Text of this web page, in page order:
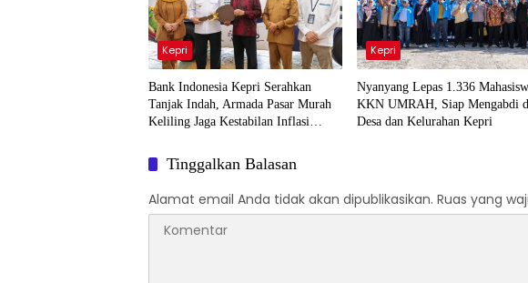
Kepri
Bank Indonesia Kepri Serahkan
Tanjak Indah, Armada Pasar Murah
Keliling Jaga Kestabilan Inflasi
Kepri
Nyanyang Lepas 1.336
KKN UMRAH, Siap Mengabdi
Desa dan Kelurahan Kepri
Tinggalkan Balasan
Alamat email Anda tidak akan dipublikasikan. Ruas yang